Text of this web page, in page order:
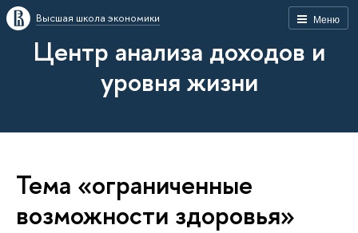
Меню
Высшая школа экономики
Центр анализа доходов и
уровня жизни
Тема «ограниченные
возможности здоровья»